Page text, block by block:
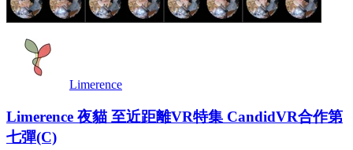
Limerence
Limerence 夜貓 至近距離VR特集 CandidVR合作第
七彈(C)